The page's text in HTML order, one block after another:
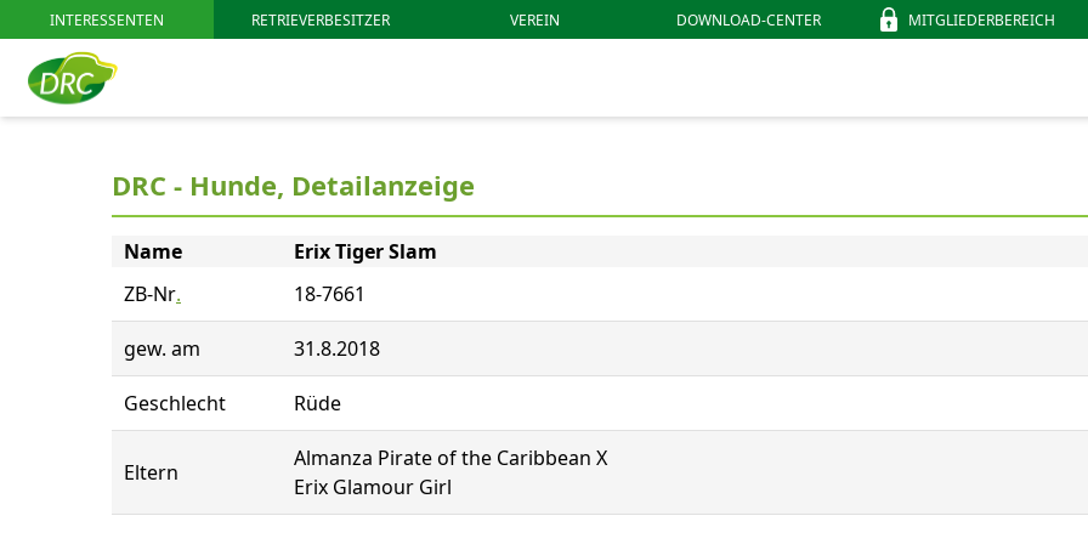
INTERESSENTEN RETRIEVERBESITZER VEREIN DOWNLOAD-CENTER MITGLIEDERBEREICH
DRC - Hunde, Detailanzeige
Name
Erix Tiger Slam
ZB-Nr. 18-7661
gew. am 31.8.2018
Geschlecht Rüde
Eltern
Almanza Pirate of the Caribbean X
Erix Glamour Girl